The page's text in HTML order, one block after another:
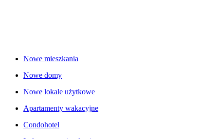
Nowe mieszkania
Nowe domy
Nowe lokale użytkowe
Apartamenty wakacyjne
Condohotel